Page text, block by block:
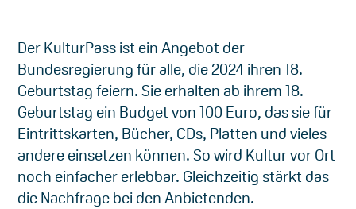
Der KulturPass ist ein Angebot der
Bundesregierung für alle, die 2024 ihren 18.
Geburtstag feiern. Sie erhalten ab ihrem 18.
Geburtstag ein Budget von 100 Euro, das sie für
Eintrittskarten, Bücher, CDs, Platten und vieles
andere einsetzen können. So wird Kultur vor Ort
noch einfacher erlebbar. Gleichzeitig stärkt das
die Nachfrage bei den Anbietenden.